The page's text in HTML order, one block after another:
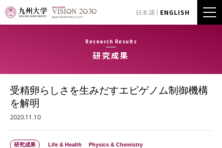
日本語 ENGLISH
Research Results
研究成果
受精卵らしさを生みだすエピゲノム制御機構
を解明
2020.11.10
研究成果 Life & Health Physics & Chemistry